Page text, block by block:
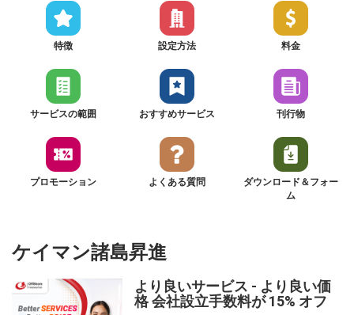
特徴 設定方法 料金
サービスの範囲 おすすめサービス 刊行物
プロモーション よくある質問
ダウンロード＆フォー
ム
ケイマン諸島昇進
より良いサービス - より良い価
格 会社設立手数料が 15% オフ